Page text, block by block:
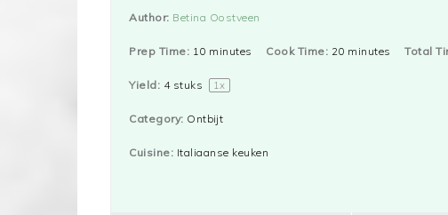
Author: Betina Oostveen
Prep Time: 10 minutes Cook Time: 20 minutes Total
Yield: 4stuks 1x
Category: Ontbijt
Cuisine: Italiaanse keuken